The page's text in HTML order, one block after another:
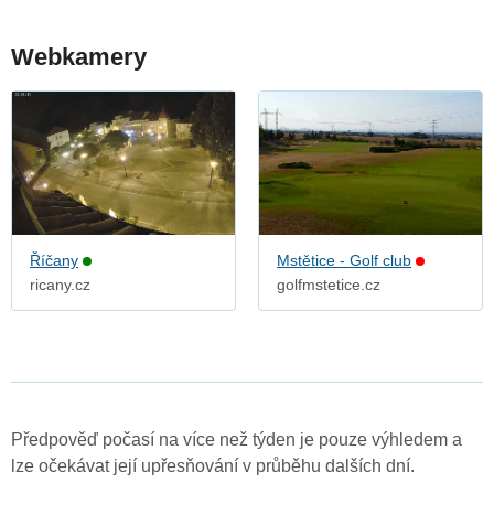
Webkamery
Říčany
ricany.cz
Mstětice - Golf club
golfmstetice.cz
Předpověď počasí na více než týden je pouze výhledem a
lze očekávat její upřesňování v průběhu dalších dní.